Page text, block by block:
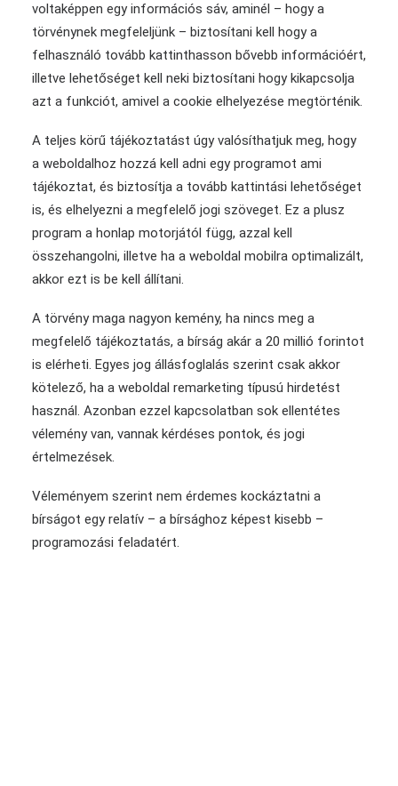
voltaképpen egy információs sáv, aminél – hogy a
törvénynek megfeleljünk – biztosítani kell hogy a
felhasználó tovább kattinthasson bővebb információért,
illetve lehetőséget kell neki biztosítani hogy kikapcsolja
azt a funkciót, amivel a cookie elhelyezése megtörténik.
A teljes körű tájékoztatást úgy valósíthatjuk meg, hogy
a weboldalhoz hozzá kell adni egy programot ami
tájékoztat, és biztosítja a tovább kattintási lehetőséget
is, és elhelyezni a megfelelő jogi szöveget. Ez a plusz
program a honlap motorjától függ, azzal kell
összehangolni, illetve ha a weboldal mobilra optimalizált,
akkor ezt is be kell állítani.
A törvény maga nagyon kemény, ha nincs meg a
megfelelő tájékoztatás, a bírság akár a 20 millió forintot
is elérheti. Egyes jog állásfoglalás szerint csak akkor
kötelező, ha a weboldal remarketing típusú hirdetést
használ. Azonban ezzel kapcsolatban sok ellentétes
vélemény van, vannak kérdéses pontok, és jogi
értelmezések.
Véleményem szerint nem érdemes kockáztatni a
bírságot egy relatív – a bírsághoz képest kisebb –
programozási feladatért.